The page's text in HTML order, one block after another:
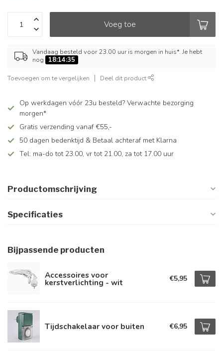
Voeg toe
Vandaag besteld voor 23.00 uur is morgen in huis*. Je hebt
nog
18:14:35
Toevoegen om te vergelijken Deel dit product
Op werkdagen vóór 23u besteld? Verwachte bezorging
morgen*
Gratis verzending vanaf €55,-
50 dagen bedenktijd & Betaal achteraf met Klarna
Tel: ma-do tot 23.00, vr tot 21.00, za tot 17.00 uur
Productomschrijving
Specificaties
Bijpassende producten
Accessoires voor
kerstverlichting - wit €5,95
Tijdschakelaar voor buiten €6,95